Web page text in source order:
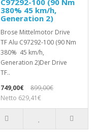
C97292-100 (90 Nm
380% 45 km/h,
Generation 2)
Brose Mittelmotor Drive
TF Alu C97292-100 (90 Nm
380% 45 km/h,
Generation 2)Der Drive
TF..
749,00€
899,00€
Netto 629,41€